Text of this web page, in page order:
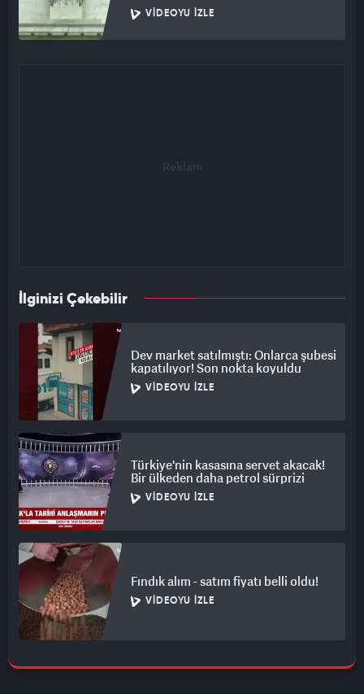
VIDEOYU İZLE
İlginizi Çekebilir
Dev market satılmıştı: Onlarca şubesi
kapatılıyor! Son nokta koyuldu
VIDEOYU İZLE
Türkiye'nin kasasına servet akacak!
Bir ülkeden daha petrol sürprizi
VIDEOYU İZLE
Fındık alım - satım fiyatı belli oldu!
VIDEOYU İZLE